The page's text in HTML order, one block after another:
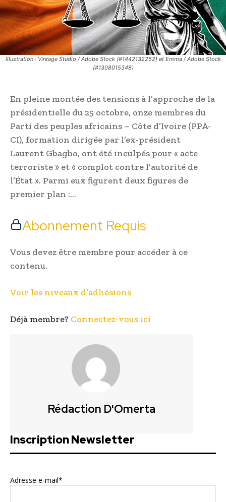
Illustration : Vintage Studio / Adobe Stock (#1442132252) et Emma / Adobe Stock
(#1308015348)
En pleine montée des tensions à l’approche de la
présidentielle du 25 octobre, onze membres du
Parti des peuples africains – Côte d’Ivoire (PPA-
CI), formation dirigée par l’ex-président
Laurent Gbagbo, ont été inculpés pour « acte
terroriste » et « complot contre l’autorité de
l’État ». Parmi eux figurent deux figures de
premier plan :…
Abonnement Requis
Vous devez être membre pour accéder à ce
contenu.
Voir les niveaux d’adhésions
Déjà membre? Connectez-vous ici
Rédaction D'Omerta
Inscription Newsletter
Adresse e-mail*